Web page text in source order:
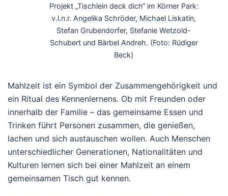
Projekt „Tischlein deck dich“ im Körner Park:
v.l.n.r. Angelika Schröder, Michael Liskatin,
Stefan Grubendorfer, Stefanie Wetzold-
Schubert und Bärbel Andreh. (Foto: Rüdiger
Beck)
Mahlzeit ist ein Symbol der Zusammengehörigkeit und
ein Ritual des Kennenlernens. Ob mit Freunden oder
innerhalb der Familie – das gemeinsame Essen und
Trinken führt Personen zusammen, die genießen,
lachen und sich austauschen wollen. Auch Menschen
unterschiedlicher Generationen, Nationalitäten und
Kulturen lernen sich bei einer Mahlzeit an einem
gemeinsamen Tisch gut kennen.